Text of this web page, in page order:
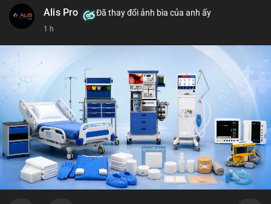
MrBeast, Google. Binance Square: nhiều post về lệnh long, lợi
nhuận, $HFT/$SKYAI, $RIVER, $WLD, $ALLO, Top trader 30
💬 DÒNG CHẢY TIN TỨC & TRUYỀN THÔNG: Telegram
CoinTelegraph: Saylor nói Bitcoin không cần rõ ràng, Mỹ cần
rõ ràng; CEX futures volume giảm xuống $4 tỷ trong tháng 7,
thấp nhất từ tháng 12/2023; Prophet Market ra mắt thị trường
dự đoán human vs AI; Trump nói crypto làเรื่อง lớn, người dùng
Bitcoin giảm áp lực cho đồng đô la; Thượng viện Mỹ đẩy lại bỏ
Clarity Act đến tháng 9. Telegram Binance: hỗ trợ trả os cổ tức
AAPL, IBM qua bStocks; MMT Trading Tournament lên tới 2
triệu voucher; Power Protocol Trading Competition; mở rộng
campagna airdrop USD1 đến 07/08/2026; hoàn thành tích hợp
MMT trên BNB Smart Chain. Tin tức gần đây: sau tang lễ
Alis Pro Đã thay đổi ảnh bìa của anh ấy
1 h